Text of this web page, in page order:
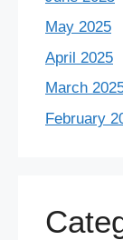
May 2025
April 2025
March
February